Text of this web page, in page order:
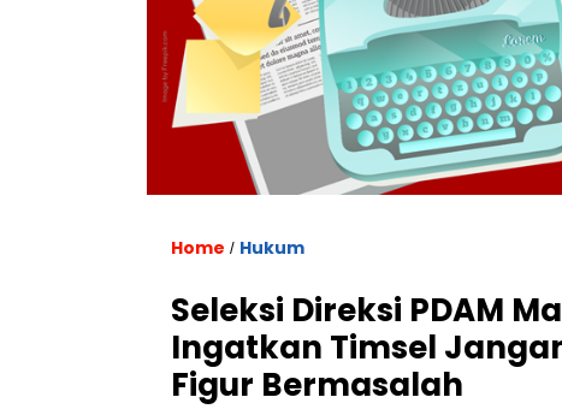
Home / Hukum
Seleksi Direksi PDAM
Ingatkan Timsel
Figur Bermasalah